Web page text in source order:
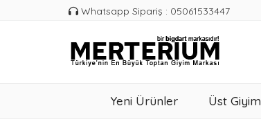
Whatsapp Sipariş : 05061533447
Yeni Ürünler Üst Giyim